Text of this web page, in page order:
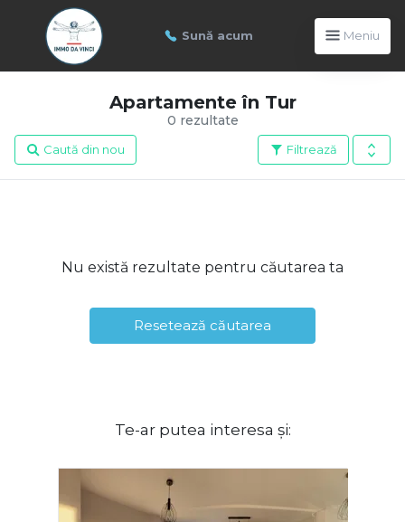
Sună acum Meniu
0 rezultate
Apartamente în Tur
Filtrează
Caută din nou
Nu există rezultate pentru căutarea ta
Resetează căutarea
Te-ar putea interesa și: